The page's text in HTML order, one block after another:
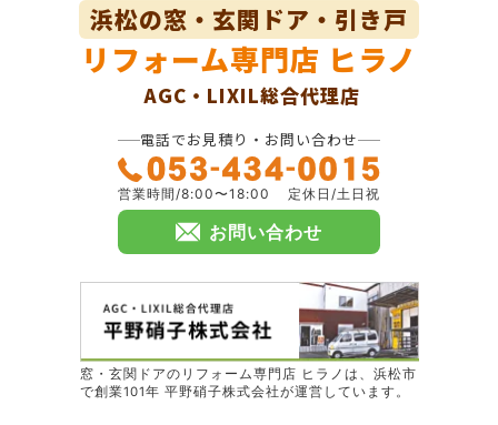
浜松の窓・玄関ドア・引き戸
リフォーム専門店 ヒラノ
AGC・LIXIL総合代理店
電話でお見積り・お問い合わせ
営業時間/8:00〜18:00 定休日/土日祝
お問い合わせ
窓・玄関ドアのリフォーム専門店 ヒラノは、浜松市
で創業101年 平野硝子株式会社が運営しています。